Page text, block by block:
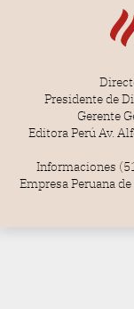
Presidente de
Gerente
Editora Perú Av.
Informaciones
Empresa Peruana